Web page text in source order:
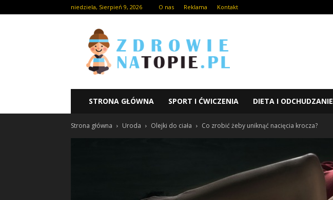
niedziela, Sierpień 9, 2026 O nas Reklama Kontakt
STRONA GŁÓWNA SPORT I ĆWICZENIA DIETA I ODCHUDZANIE
Strona główna Uroda Olejki do ciała Co zrobić żeby uniknąć nacięcia krocza?